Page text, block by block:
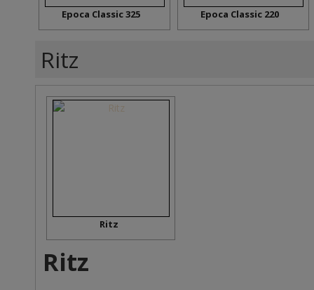
Epoca Classic 325 Epoca Classic 220
Ritz
Ritz
Ritz